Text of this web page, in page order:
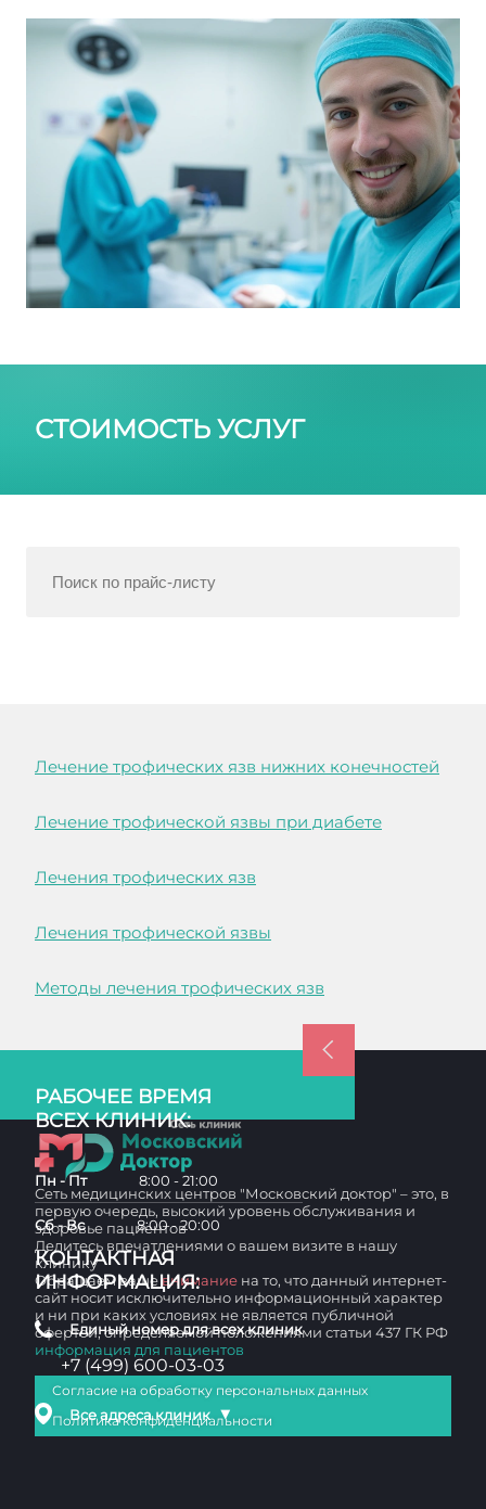
СТОИМОСТЬ УСЛУГ
Лечение трофических язв нижних конечностей
Лечение трофической язвы при диабете
Лечения трофических язв
Лечения трофической язвы
Методы лечения трофических язв
РАБОЧЕЕ ВРЕМЯ
ВСЕХ КЛИНИК:
Пн - Пт 8:00 - 21:00
Сб - Вс 8:00 - 20:00
КОНТАКТНАЯ
ИНФОРМАЦИЯ:
Единый номер для всех клиник
+7 (499) 600-03-03
Все адреса клиник ▼
Сеть медицинских центров "Московский доктор" – это, в
первую очередь, высокий уровень обслуживания и
здоровье пациентов
Делитесь впечатлениями о вашем визите в нашу
клинику
Обращаем вашевнимание на то, что данный интернет-
сайт носит исключительно информационный характер
и ни при каких условиях не является публичной
офертой, определяемой положениями статьи 437 ГК РФ
информация для пациентов
Согласие на обработку персональных данных
Политика конфиденциальности